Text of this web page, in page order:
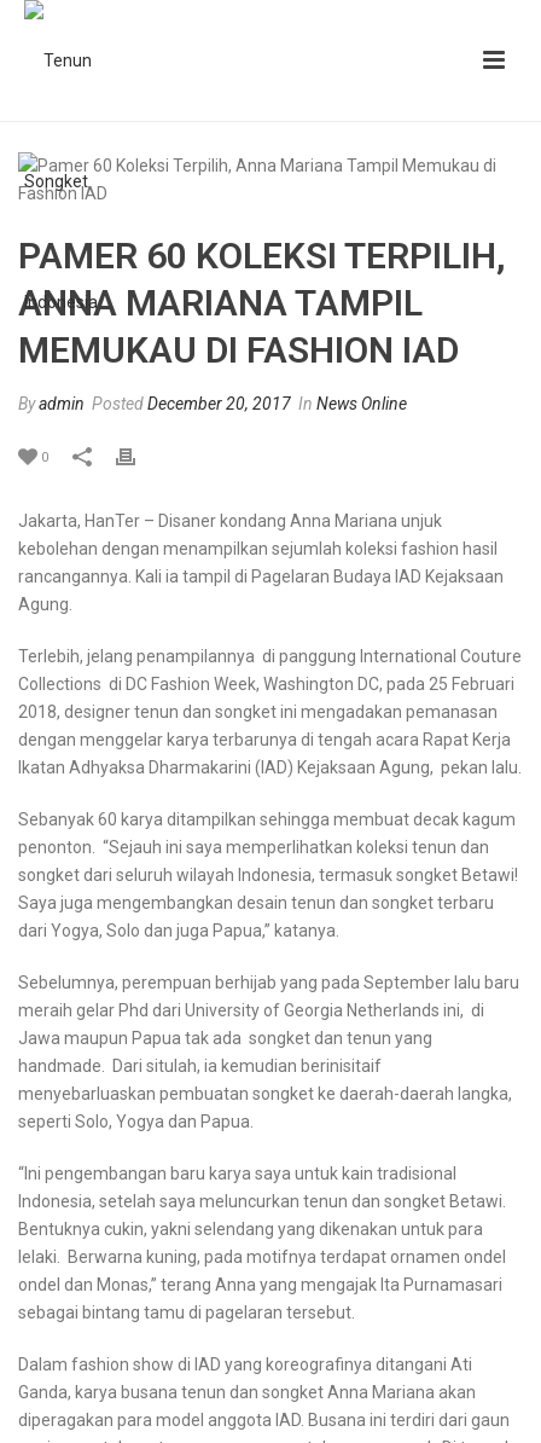
PAMER 60 KOLEKSI TERPILIH,
ANNA MARIANA TAMPIL
MEMUKAU DI FASHION IAD
Byadmin PostedDecember 20, 2017 In News Online
0
Jakarta, HanTer – Disaner kondang Anna Mariana unjuk
kebolehan dengan menampilkan sejumlah koleksi fashion hasil
rancangannya. Kali ia tampil di Pagelaran Budaya IAD Kejaksaan
Agung.
Terlebih, jelang penampilannya di panggung International Couture
Collections di DC Fashion Week, Washington DC, pada 25 Februari
2018, designer tenun dan songket ini mengadakan pemanasan
dengan menggelar karya terbarunya di tengah acara Rapat Kerja
Ikatan Adhyaksa Dharmakarini (IAD) Kejaksaan Agung, pekan lalu.
Sebanyak 60 karya ditampilkan sehingga membuat decak kagum
penonton. “Sejauh ini saya memperlihatkan koleksi tenun dan
songket dari seluruh wilayah Indonesia, termasuk songket Betawi!
Saya juga mengembangkan desain tenun dan songket terbaru
dari Yogya, Solo dan juga Papua,” katanya.
Sebelumnya, perempuan berhijab yang pada September lalu baru
meraih gelar Phd dari University of Georgia Netherlands ini, di
Jawa maupun Papua tak ada songket dan tenun yang
handmade. Dari situlah, ia kemudian berinisitaif
menyebarluaskan pembuatan songket ke daerah-daerah langka,
seperti Solo, Yogya dan Papua.
“Ini pengembangan baru karya saya untuk kain tradisional
Indonesia, setelah saya meluncurkan tenun dan songket Betawi.
Bentuknya cukin, yakni selendang yang dikenakan untuk para
lelaki. Berwarna kuning, pada motifnya terdapat ornamen ondel
ondel dan Monas,” terang Anna yang mengajak Ita Purnamasari
sebagai bintang tamu di pagelaran tersebut.
Dalam fashion show di IAD yang koreografinya ditangani Ati
Ganda, karya busana tenun dan songket Anna Mariana akan
diperagakan para model anggota IAD. Busana ini terdiri dari gaun